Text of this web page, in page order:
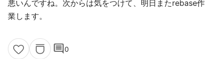
悪いんですね。次からは気をつけて、明日またrebase作
業します。
comment0